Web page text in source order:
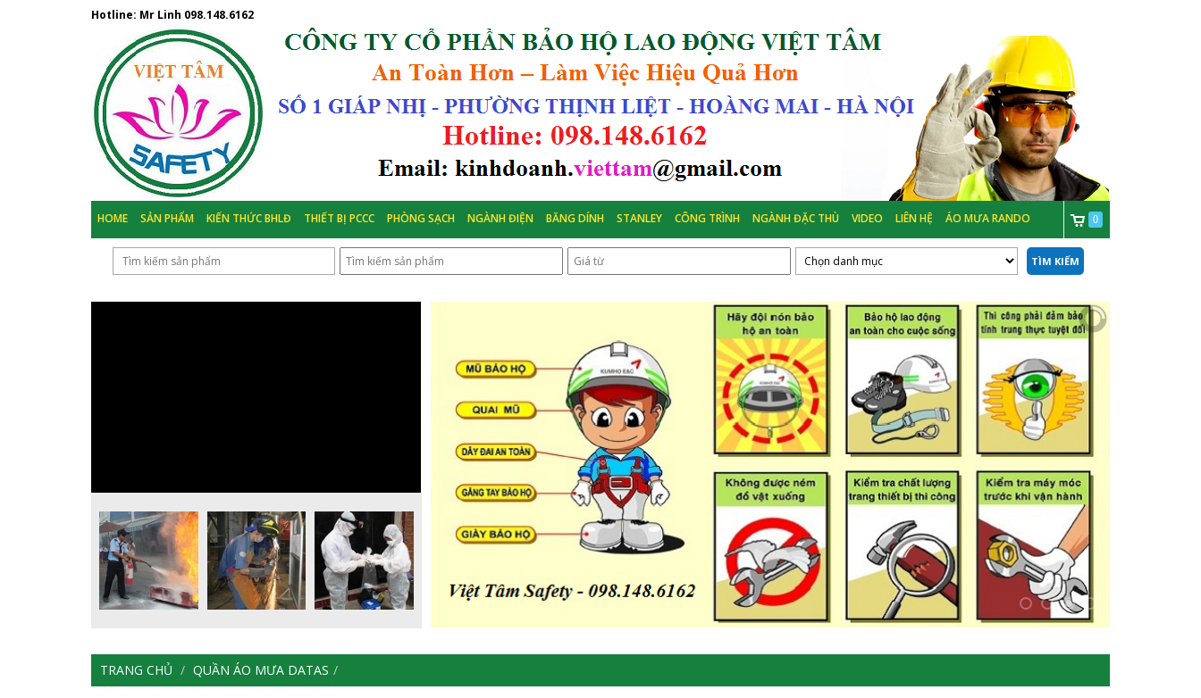
Hotline: Mr Linh 098.148.6162
HOME SẢN PHẨM KIẾN THỨC BHLĐ THIẾT BỊ PCCC PHÒNG SẠCH NGÀNH ĐIỆN BĂNG DÍNH STANLEY CÔNG TRÌNH NGÀNH ĐẶC THÙ VIDEO LIÊN HỆ ÁO MƯA RANDO 0
TÌM KIẾM
TRANG CHỦ QUẦN ÁO MƯA DATAS